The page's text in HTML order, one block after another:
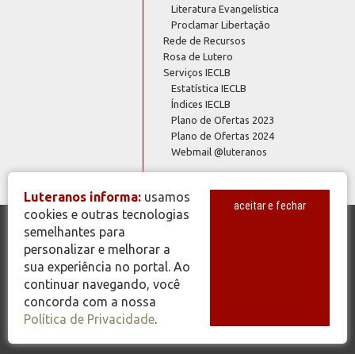
Literatura Evangelística
Proclamar Libertação
Rede de Recursos
Rosa de Lutero
Serviços IECLB
Estatística IECLB
Índices IECLB
Plano de Ofertas 2023
Plano de Ofertas 2024
Webmail @luteranos
© Copyright 2026 - Todos os Direitos Reservados - IECLB - Igreja
Evangélica de Confissão Luterana no Brasil - Portal Luteranos -
www.luteranos.com.br
Luteranos informa: usamos
cookies e outras tecnologias
semelhantes para
personalizar e melhorar a
sua experiência no portal. Ao
continuar navegando, você
concorda com a nossa
Política de Privacidade.
aceitar e fechar